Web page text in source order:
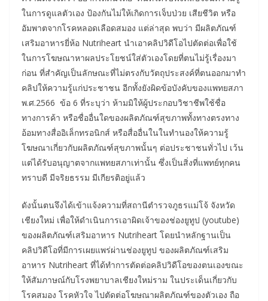
ในการดูแลตัวเอง ป้องกันไม่ให้เกิดการเจ็บป่วย เสียชีวิต หรือ
อัมพาตจากโรคหลอดเลือดสมอง แต่ล่าสุด พบว่า มีผลิตภัณฑ์
เสริมอาหารยี่ห้อ Nutriheart นำเอาคลิปวิดีโอไปตัดต่อเพื่อใช้
ในการโฆษณาหาผลประโยชน์ใส่ตัวเองโดยที่ตนไม่รู้เรื่องมา
ก่อน ที่สำคัญเป็นลักษณะที่ไม่ตรงกับวัตถุประสงค์ที่ตนออกมาทำ
คลิปให้ความรู้แก่ประชาชน อีกทั้งยังผิดข้อบังคับของแพทยสภา
พ.ศ.2566 ข้อ 6 ที่ระบุว่า ห้ามมิให้ผู้ประกอบวิชาชีพใช้ชื่อ
ทางการค้า หรือชื่ออื่นใดของผลิตภัณฑ์สุขภาพทั้งทางตรงทาง
อ้อมทางสื่ออิเล็กทรอนิกส์ หรือสื่ออื่นในในทำนองให้ความรู้
โฆษณาเกี่ยวกับผลิตภัณฑ์สุขภาพนั้นๆ ต่อประชาชนทั่วไป เว้น
แต่ได้รับอนุญาตจากแพทยสภาเท่านั้น ซึ่งเป็นสิ่งที่แพทย์ทุกคน
ทราบดี มีจริยธรรม มีเกียรติอยู่แล้ว
ดังนั้นตนจึงได้เข้าแจ้งความที่สถานีตำรวจภูธรแม่โจ้ จังหวัด
เชียงใหม่ เพื่อให้ดำเนินการเอาผิดเจ้าของช่องยูทูป (youtube)
ของผลิตภัณฑ์เสริมอาหาร Nutriheart โดยนำหลักฐานเป็น
คลิปวิดีโอที่มีการเผยแพร่ผ่านช่องยูทูป ของผลิตภัณฑ์เสริม
อาหาร Nutriheart ที่ได้ทำการตัดต่อคลิปวิดีโอของตนเองขณะ
ให้สัมภาษณ์กับโรงพยาบาลเชียงใหม่ราม ในประเด็นเกี่ยวกับ
โรคสมอง โรคหัวใจ ไปตัดต่อโฆษณาผลิตภัณฑ์ของตัวเอง ถือ